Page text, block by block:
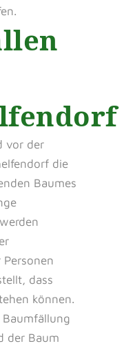
vor der
die
Baumes
dass
können.
Baumfällung
der Baum